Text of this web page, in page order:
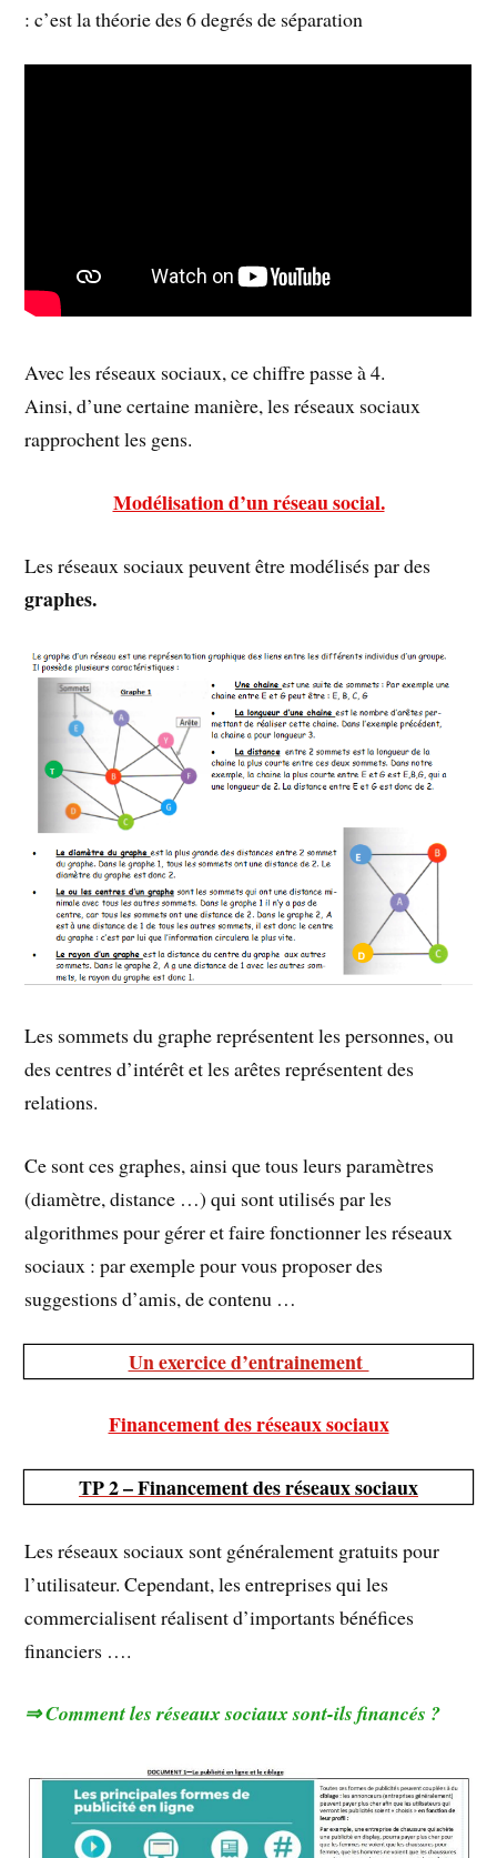
: c’est la théorie des 6 degrés de séparation
Avec les réseaux sociaux, ce chiffre passe à 4.
Ainsi, d’une certaine manière, les réseaux sociaux
rapprochent les gens.
Modélisation d’un réseau social.
Les réseaux sociaux peuvent être modélisés par des
graphes.
Les sommets du graphe représentent les personnes, ou
des centres d’intérêt et les arêtes représentent des
relations.
Ce sont ces graphes, ainsi que tous leurs paramètres
(diamètre, distance …) qui sont utilisés par les
algorithmes pour gérer et faire fonctionner les réseaux
sociaux : par exemple pour vous proposer des
suggestions d’amis, de contenu …
Un exercice d’entrainement
Financement des réseaux sociaux
TP 2 – Financement des réseaux sociaux
Les réseaux sociaux sont généralement gratuits pour
l’utilisateur. Cependant, les entreprises qui les
commercialisent réalisent d’importants bénéfices
financiers ….
Comment les réseaux sociaux sont-ils financés ?